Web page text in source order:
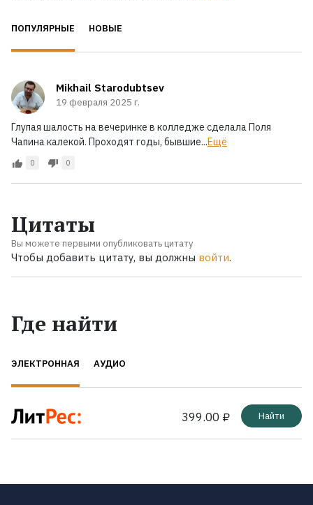
ПОПУЛЯРНЫЕ НОВЫЕ
Mikhail Starodubtsev
19 февраля 2025 г.
Глупая шалость на вечеринке в колледже сделала Поля
Чапина калекой. Проходят годы, бывшие...Ещё
0 0
Цитаты
Вы можете первыми опубликовать цитату
Чтобы добавить цитату, вы должны войти.
Где найти
ЭЛЕКТРОННАЯ АУДИО
399.00 ₽ Найти